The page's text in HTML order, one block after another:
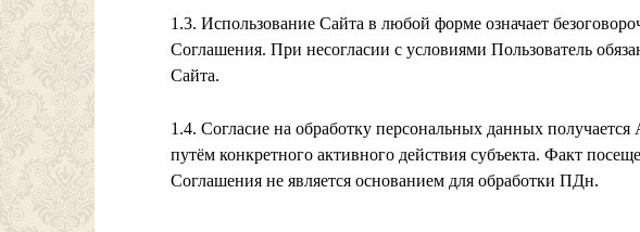
1.3. Использование Сайта в любой форме означает
Соглашения. При несогласии с условиями Пользователь
Сайта.
1.4. Согласие на обработку персональных данных
путём конкретного активного действия субъекта. Факт
Соглашения не является основанием для обработки ПДн.